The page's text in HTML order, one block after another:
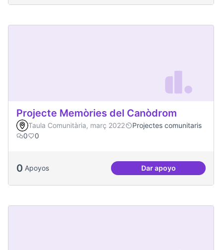
Projecte Memòries del Canòdrom
Taula Comunitària, març 2022
Projectes comunitaris
0
0
0 Apoyos Dar apoyo
Projecte